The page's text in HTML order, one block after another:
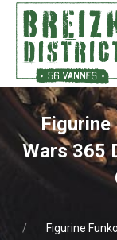
Figurine
Wars 365
Figurine